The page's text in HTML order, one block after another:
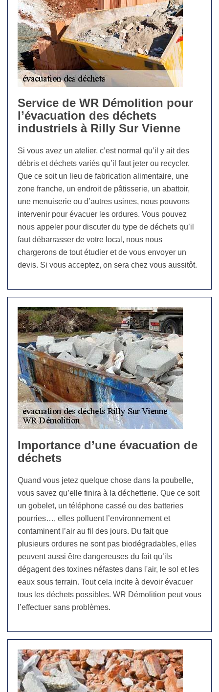
Service de WR Démolition pour
l’évacuation des déchets
industriels à Rilly Sur Vienne
Si vous avez un atelier, c’est normal qu’il y ait des
débris et déchets variés qu’il faut jeter ou recycler.
Que ce soit un lieu de fabrication alimentaire, une
zone franche, un endroit de pâtisserie, un abattoir,
une menuiserie ou d’autres usines, nous pouvons
intervenir pour évacuer les ordures. Vous pouvez
nous appeler pour discuter du type de déchets qu’il
faut débarrasser de votre local, nous nous
chargerons de tout étudier et de vous envoyer un
devis. Si vous acceptez, on sera chez vous aussitôt.
Importance d’une évacuation de
déchets
Quand vous jetez quelque chose dans la poubelle,
vous savez qu’elle finira à la déchetterie. Que ce soit
un gobelet, un téléphone cassé ou des batteries
pourries…, elles polluent l’environnement et
contaminent l’air au fil des jours. Du fait que
plusieurs ordures ne sont pas biodégradables, elles
peuvent aussi être dangereuses du fait qu’ils
dégagent des toxines néfastes dans l'air, le sol et les
eaux sous terrain. Tout cela incite à devoir évacuer
tous les déchets possibles. WR Démolition peut vous
l’effectuer sans problèmes.